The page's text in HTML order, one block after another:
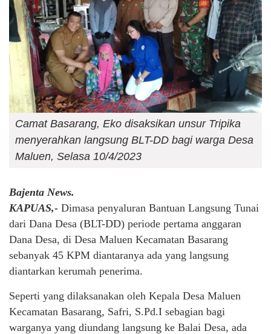
Camat Basarang, Eko disaksikan unsur Tripika
menyerahkan langsung BLT-DD bagi warga Desa
Maluen, Selasa 10/4/2023
Bajenta News.
KAPUAS,- Dimasa penyaluran Bantuan Langsung Tunai
dari Dana Desa (BLT-DD) periode pertama anggaran
Dana Desa, di Desa Maluen Kecamatan Basarang
sebanyak 45 KPM diantaranya ada yang langsung
diantarkan kerumah penerima.
Seperti yang dilaksanakan oleh Kepala Desa Maluen
Kecamatan Basarang, Safri, S.Pd.I sebagian bagi
warganya yang diundang langsung ke Balai Desa, ada